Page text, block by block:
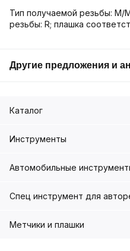
Тип получаемой резьбы: M/
резьбы: R; плашка
Другие предложения и
Каталог
Инструменты
Автомобильные
Спец инструмент для
Метчики и плашки